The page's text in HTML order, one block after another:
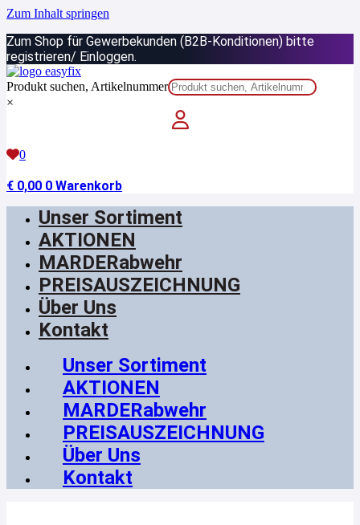
Zum Inhalt springen
Zum Shop für Gewerbekunden (B2B-Konditionen) bitte
registrieren/ Einloggen.
Produkt suchen, Artikelnummer
×
0
€ 0,00 0 Warenkorb
Unser Sortiment
AKTIONEN
MARDERabwehr
PREISAUSZEICHNUNG
Über Uns
Kontakt
Unser Sortiment
AKTIONEN
MARDERabwehr
PREISAUSZEICHNUNG
Über Uns
Kontakt